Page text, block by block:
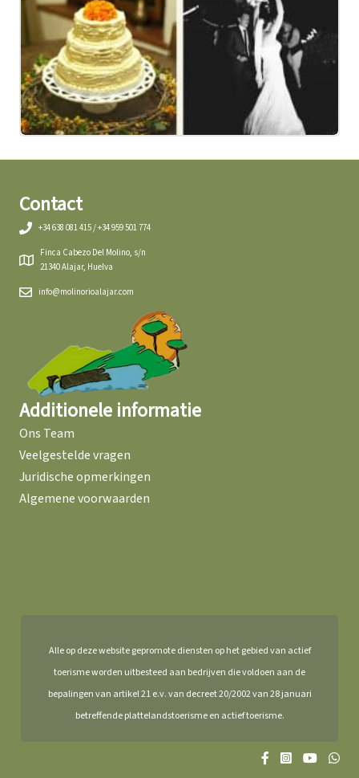
Contact
+34 638 081 415 / +34 959 501 774
Finca Cabezo Del Molino, s/n
21340 Alajar, Huelva
info@molinorioalajar.com
Additionele informatie
Ons Team
Veelgestelde vragen
Juridische opmerkingen
Algemene voorwaarden
Alle op deze website gepromote diensten op het gebied van actief
toerisme worden uitbesteed aan bedrijven die voldoen aan de
bepalingen van artikel 21 e.v. van decreet 20/2002 van 28 januari
betreffende plattelandstoerisme en actief toerisme.